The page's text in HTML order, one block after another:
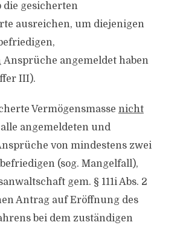
die gesicherten
ausreichen, um diejenigen
Ansprüche angemeldet haben
III).
Vermögensmasse nicht
angemeldeten und
von mindestens zwei
(sog. Mangelfall),
gem. § 111i Abs. 2
Antrag auf Eröffnung des
bei dem zuständigen